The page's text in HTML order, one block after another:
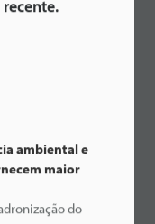
ambiental e
maior
do